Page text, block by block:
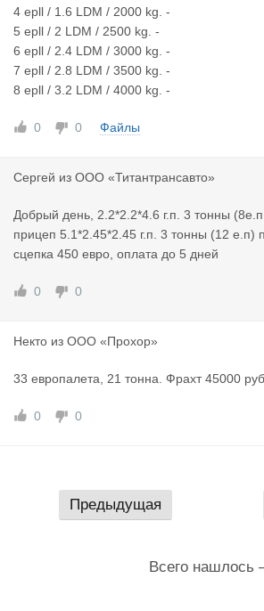
4 epll / 1.6 LDM / 2000 kg. -
5 epll / 2 LDM / 2500 kg. -
6 epll / 2.4 LDM / 3000 kg. -
7 epll / 2.8 LDM / 3500 kg. -
8 epll / 3.2 LDM / 4000 kg. -
0 0 Файлы
Сергей из ООО «Титантрансавто»
Добрый день, 2.2*2.2*4.6 г.п. 3 тонны
прицеп 5.1*2.45*2.45 г.п. 3 тонны (12 е.п)
сцепка 450 евро, оплата до 5 дней
0 0
Некто из ООО «Прохор»
33 европалета, 21 тонна. Фрахт 45000
0 0
Предыдущая
Всего нашлось